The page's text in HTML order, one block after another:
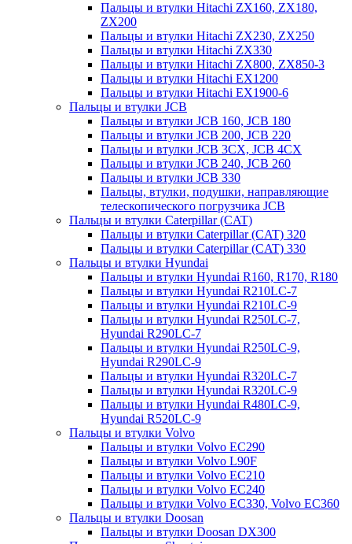
Пальцы и втулки Hitachi ZX160, ZX180,
ZX200
Пальцы и втулки Hitachi ZX230, ZX250
Пальцы и втулки Hitachi ZX330
Пальцы и втулки Hitachi ZX800, ZX850-3
Пальцы и втулки Hitachi EX1200
Пальцы и втулки Hitachi EX1900-6
Пальцы и втулки JCB
Пальцы и втулки JCB 160, JCB 180
Пальцы и втулки JCB 200, JCB 220
Пальцы и втулки JCB 3CX, JCB 4CX
Пальцы и втулки JCB 240, JCB 260
Пальцы и втулки JCB 330
Пальцы, втулки, подушки, направляющие
телескопического погрузчика JCB
Пальцы и втулки Caterpillar (CAT)
Пальцы и втулки Caterpillar (CAT) 320
Пальцы и втулки Caterpillar (CAT) 330
Пальцы и втулки Hyundai
Пальцы и втулки Hyundai R160, R170, R180
Пальцы и втулки Hyundai R210LC-7
Пальцы и втулки Hyundai R210LC-9
Пальцы и втулки Hyundai R250LC-7,
Hyundai R290LC-7
Пальцы и втулки Hyundai R250LC-9,
Hyundai R290LC-9
Пальцы и втулки Hyundai R320LC-7
Пальцы и втулки Hyundai R320LC-9
Пальцы и втулки Hyundai R480LC-9,
Hyundai R520LC-9
Пальцы и втулки Volvo
Пальцы и втулки Volvo EC290
Пальцы и втулки Volvo L90F
Пальцы и втулки Volvo EC210
Пальцы и втулки Volvo EC240
Пальцы и втулки Volvo EC330, Volvo EC360
Пальцы и втулки Doosan
Пальцы и втулки Doosan DX300